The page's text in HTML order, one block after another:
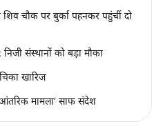
चौक पर बुर्का पहनकर पहुंचीं दो
संस्थानों को बड़ा मौका
खारिज
मामला’ साफ संदेश